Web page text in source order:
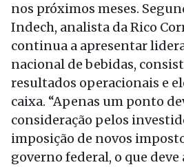
nos próximos meses.
Indech, analista da Rico
continua a apresentar
nacional de bebidas,
resultados operacionais e
caixa. “Apenas um ponto
consideração pelos
imposição de novos
governo federal, o que deve